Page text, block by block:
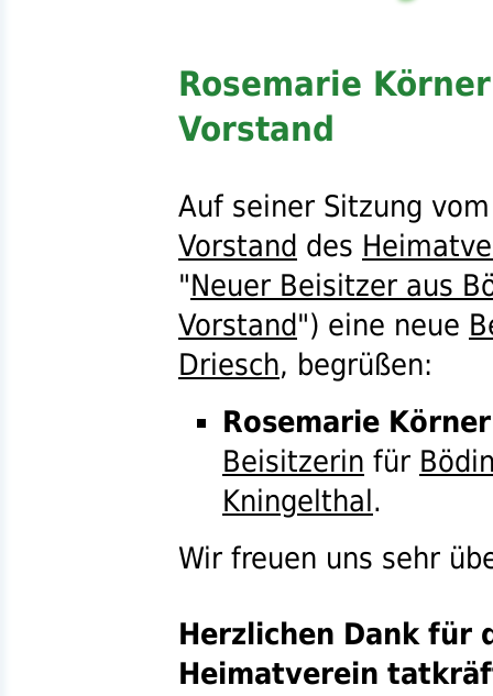
Rosemarie
Vorstand
Auf seiner Sitzung
Vorstand des
"Neuer Beisitzer aus
Vorstand") eine neue
Driesch, begrüßen:
Rosemarie Körner
Beisitzerin für
Kningelthal.
Wir freuen uns sehr
Herzlichen Dank für
Heimatverein